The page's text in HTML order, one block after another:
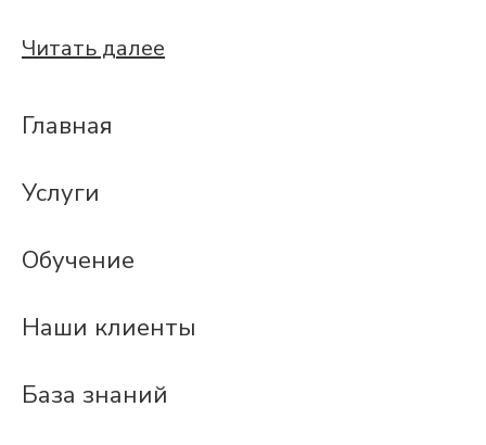
Главная
Услуги
Обучение
Наши клиенты
База знаний
Читать далее